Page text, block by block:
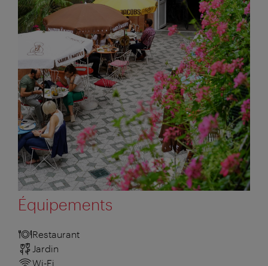
Équipements
Restaurant
Jardin
Wi-Fi